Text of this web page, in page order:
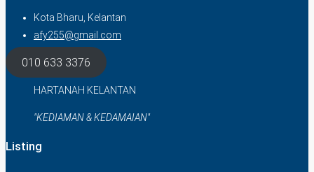
Kota Bharu, Kelantan
afy255@gmail.com
010 633 3376
HARTANAH KELANTAN
"KEDIAMAN & KEDAMAIAN"
Listing